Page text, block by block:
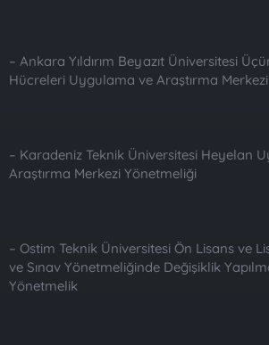
– Ankara Yıldırım Beyazıt Üniversitesi
Hücreleri Uygulama ve Araştırma
– Karadeniz Teknik Üniversitesi Heyelan
Araştırma Merkezi Yönetmeliği
– Ostim Teknik Üniversitesi Ön Lisans ve
ve Sınav Yönetmeliğinde Değişiklik
Yönetmelik